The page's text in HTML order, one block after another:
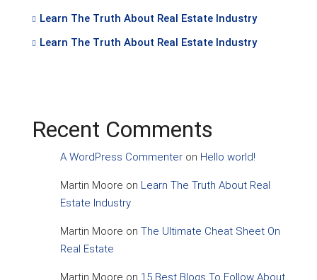
Learn The Truth About Real Estate Industry
Learn The Truth About Real Estate Industry
Recent Comments
A WordPress Commenter on Hello world!
Martin Moore on Learn The Truth About Real
Estate Industry
Martin Moore on The Ultimate Cheat Sheet On
Real Estate
Martin Moore on 15 Best Blogs To Follow About